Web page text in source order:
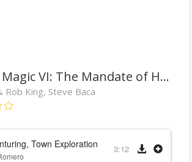
Might and Magic VI: The Mandate of Heaven
Rob King, Steve Baca
Town Exploration 1 3:12